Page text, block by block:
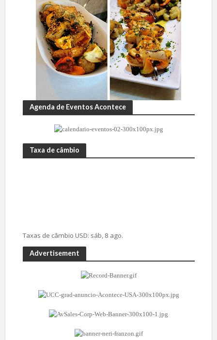
Agenda de Eventos Acontece
Taxa de câmbio
Taxas de câmbio USD: sáb, 8 ago.
Advertisement